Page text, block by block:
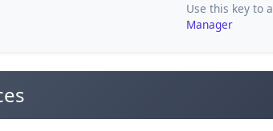
Use this key to
Manager